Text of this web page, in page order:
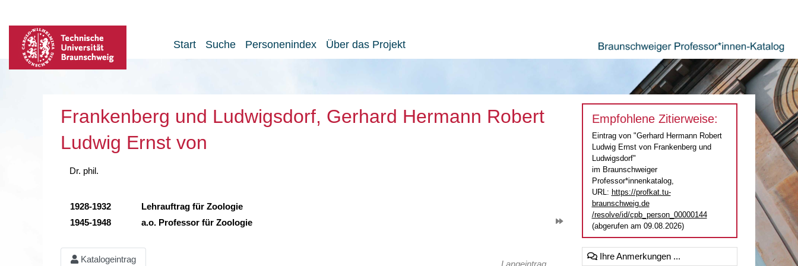
Start Suche Personenindex Über das Projekt
Frankenberg und Ludwigsdorf, Gerhard Hermann Robert
Ludwig Ernst von
Dr. phil.
1928-1932
Lehrauftrag für Zoologie
1945-1948
a.o. Professor für Zoologie
Katalogeintrag Langeintrag
Empfohlene Zitierweise:
Eintrag von "Gerhard Hermann Robert
Ludwig Ernst von Frankenberg und
Ludwigsdorf"
im Braunschweiger
Professor*innenkatalog,
URL: https://profkat.tu-
braunschweig.de
/resolve/id/cpb_person_00000144
(abgerufen am 09.08.2026)
Ihre Anmerkungen ...